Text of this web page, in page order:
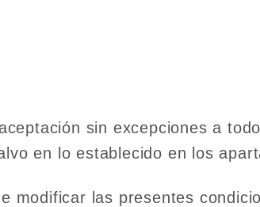
sin excepciones a
en lo establecido en los
modificar las presentes